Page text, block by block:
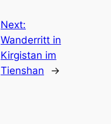
Next:
Wanderritt in
Kirgistan im
Tienshan
→